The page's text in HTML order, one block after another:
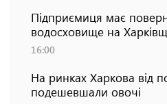
Підприємиця має
водосховище на
16:00
На ринках Харкова від
подешевшали овочі